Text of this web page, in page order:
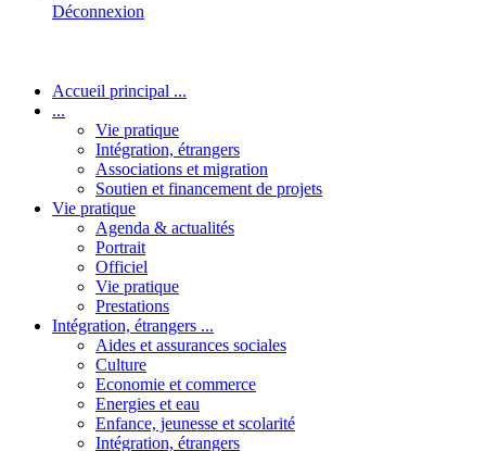
Déconnexion
Accueil principal ...
...
Vie pratique
Intégration, étrangers
Associations et migration
Soutien et financement de projets
Vie pratique
Agenda & actualités
Portrait
Officiel
Vie pratique
Prestations
Intégration, étrangers ...
Aides et assurances sociales
Culture
Economie et commerce
Energies et eau
Enfance, jeunesse et scolarité
Intégration, étrangers